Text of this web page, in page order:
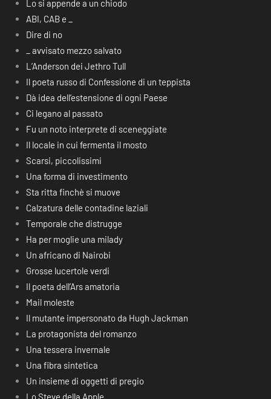
Lo si appende a un chiodo
ABI, CAB e _
Dire di no
_ avvisato mezzo salvato
L’Anderson dei Jethro Tull
Il poeta russo di Confessione di un teppista
Dà idea dell’estensione di ogni Paese
Ci legano al passato
Fu un noto interprete di sceneggiate
Il locale in cui fermenta il mosto
Scarsi, piccolissimi
Una forma di investimento
Sta ritta finchè si muove
Calzatura delle contadine laziali
Temporale che distrugge
Ha per moglie una milady
Un africano di Nairobi
Grosse lucertole verdi
Il poeta dell’Ars amatoria
Mail moleste
Il mutante impersonato da Hugh Jackman
La protagonista del romanzo
Una tessera invernale
Una fibra sintetica
Un insieme di oggetti di pregio
Lo Steve della Apple